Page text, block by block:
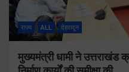
राज्य ALL देहरादून
मुख्यमंत्री धामी ने उत्तराखंड